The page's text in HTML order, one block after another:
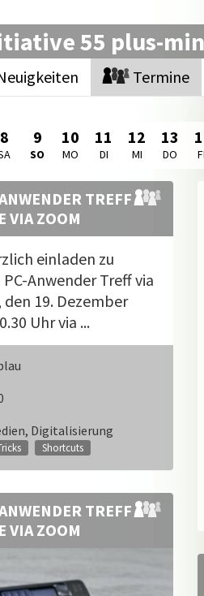
55 plus-
Termine
8 9
SO
10
MO
11
DI
12
MI
13
DO
TREFF
VIA ZOOM
einladen zu
Anwender Treff via
19. Dezember
Uhr via ...
Digitalisierung
Shortcuts
TREFF
VIA ZOOM